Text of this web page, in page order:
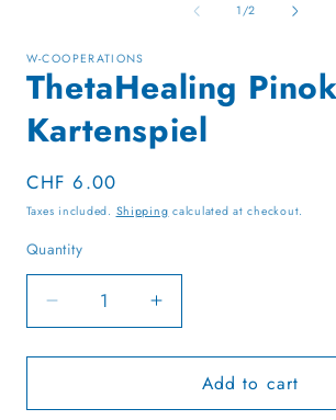
1/of
2
W-COOPERATIONS
ThetaHealing
Kartenspiel
Regular
price
CHF 6.00
Taxes included. Shipping calculated at checkout.
Quantity
Quantity
Decrease
quantity
for
Pinokel
Increase
quantity
for
ThetaHealing
Pinokel
Add to cart